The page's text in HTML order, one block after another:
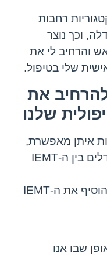
רחבות
וכך נוצר
והרחיב לי את
שלי בטיפול.
את
שלנו
איתן מאפשרת,
בנוסף ליצירת הכרות עם ההבדלים בין ה-IEMT
והמחשבה על למה כדאי לנו להוסיף את ה-IEMT
שבו אנו